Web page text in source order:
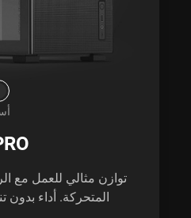
توازن مثالي للعمل مع
المتحركة. أداء بدون